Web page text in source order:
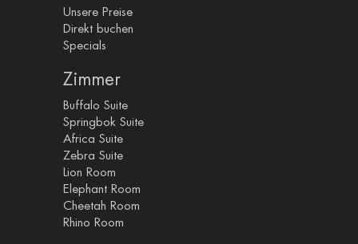
Unsere Preise
Direkt buchen
Specials
Zimmer
Buffalo Suite
Springbok Suite
Africa Suite
Zebra Suite
Lion Room
Elephant Room
Cheetah Room
Rhino Room